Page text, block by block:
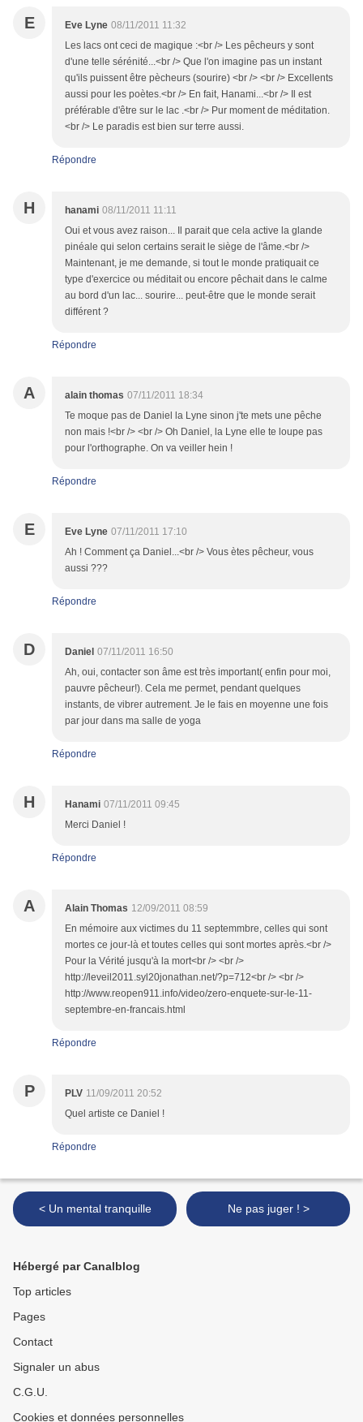
E Eve Lyne 08/11/2011 11:32
Les lacs ont ceci de magique :<br /> Les pêcheurs y sont
d'une telle sérénité...<br /> Que l'on imagine pas un instant
qu'ils puissent être pècheurs (sourire) <br /> <br /> Excellents
aussi pour les poètes.<br /> En fait, Hanami...<br /> Il est
préférable d'être sur le lac .<br /> Pur moment de méditation.
<br /> Le paradis est bien sur terre aussi.
Répondre
H hanami 08/11/2011 11:11
Oui et vous avez raison... Il parait que cela active la glande
pinéale qui selon certains serait le siège de l'âme.<br />
Maintenant, je me demande, si tout le monde pratiquait ce
type d'exercice ou méditait ou encore pêchait dans le calme
au bord d'un lac... sourire... peut-être que le monde serait
différent ?
Répondre
A alain thomas 07/11/2011 18:34
Te moque pas de Daniel la Lyne sinon j'te mets une pêche
non mais !<br /> <br /> Oh Daniel, la Lyne elle te loupe pas
pour l'orthographe. On va veiller hein !
Répondre
E Eve Lyne 07/11/2011 17:10
Ah ! Comment ça Daniel...<br /> Vous ètes pêcheur, vous
aussi ???
Répondre
D Daniel 07/11/2011 16:50
Ah, oui, contacter son âme est très important( enfin pour moi,
pauvre pêcheur!). Cela me permet, pendant quelques
instants, de vibrer autrement. Je le fais en moyenne une fois
par jour dans ma salle de yoga
Répondre
H Hanami 07/11/2011 09:45
Merci Daniel !
Répondre
A Alain Thomas 12/09/2011 08:59
En mémoire aux victimes du 11 septemmbre, celles qui sont
mortes ce jour-là et toutes celles qui sont mortes après.<br />
Pour la Vérité jusqu'à la mort<br /> <br />
http://leveil2011.syl20jonathan.net/?p=712<br /> <br />
http://www.reopen911.info/video/zero-enquete-sur-le-11-
septembre-en-francais.html
Répondre
P PLV 11/09/2011 20:52
Quel artiste ce Daniel !
Répondre
< Un mental tranquille Ne pas juger ! >
Hébergé par Canalblog
Top articles
Pages
Contact
Signaler un abus
C.G.U.
Cookies et données personnelles